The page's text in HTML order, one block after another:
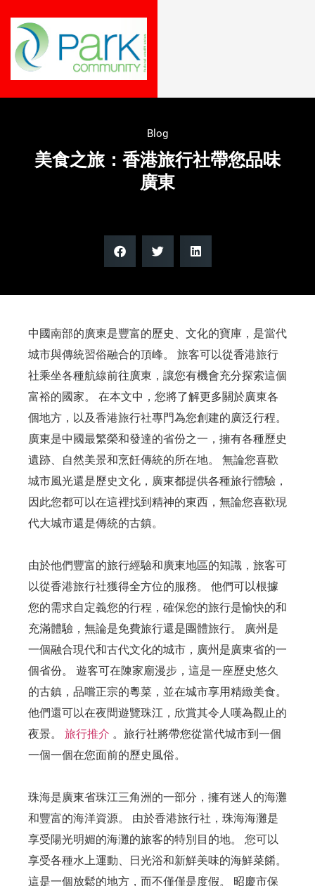
Blog
美食之旅：香港旅行社帶您品味
廣東
中國南部的廣東是豐富的歷史、文化的寶庫，是當代
城市與傳統習俗融合的頂峰。 旅客可以從香港旅行
社乘坐各種航線前往廣東，讓您有機會充分探索這個
富裕的國家。 在本文中，您將了解更多關於廣東各
個地方，以及香港旅行社專門為您創建的廣泛行程。
廣東是中國最繁榮和發達的省份之一，擁有各種歷史
遺跡、自然美景和烹飪傳統的所在地。 無論您喜歡
城市風光還是歷史文化，廣東都提供各種旅行體驗，
因此您都可以在這裡找到精神的東西，無論您喜歡現
代大城市還是傳統的古鎮。
由於他們豐富的旅行經驗和廣東地區的知識，旅客可
以從香港旅行社獲得全方位的服務。 他們可以根據
您的需求自定義您的行程，確保您的旅行是愉快的和
充滿體驗，無論是免費旅行還是團體旅行。 廣州是
一個融合現代和古代文化的城市，廣州是廣東省的一
個省份。 遊客可在陳家廟漫步，這是一座歷史悠久
的古鎮，品嚐正宗的粵菜，並在城市享用精緻美食。
他們還可以在夜間遊覽珠江，欣賞其令人嘆為觀止的
夜景。 旅行推介 。旅行社將帶您從當代城市到一個
一個一個在您面前的歷史風俗。
珠海是廣東省珠江三角洲的一部分，擁有迷人的海灘
和豐富的海洋資源。 由於香港旅行社，珠海海灘是
享受陽光明媚的海灘的旅客的特別目的地。 您可以
享受各種水上運動、日光浴和新鮮美味的海鮮菜餚。
這是一個放鬆的地方，而不僅僅是度假。 昭慶市保